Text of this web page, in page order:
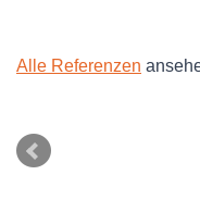
Alle Referenzen